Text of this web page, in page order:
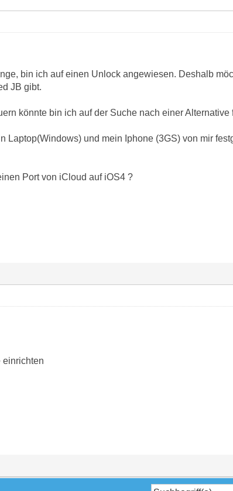
bin ich auf einen Unlock angewiesen. Deshalb
JB gibt.
könnte bin ich auf der Suche nach einer Alternative
Laptop(Windows) und mein Iphone (3GS) von mir
Port von iCloud auf iOS4 ?
einrichten